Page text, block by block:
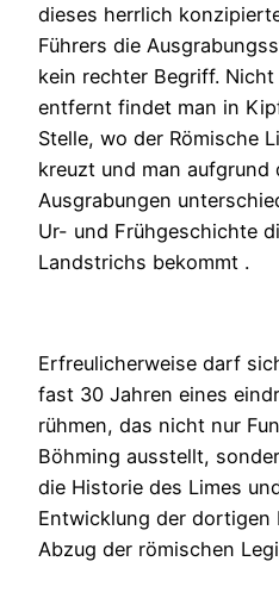
dieses herrlich
Führers die
kein rechter Begriff.
entfernt findet man in
Stelle, wo der Römische
kreuzt und man aufgrund
Ausgrabungen
Ur- und Frühgeschichte
Landstrichs bekommt .
Erfreulicherweise darf
fast 30 Jahren eines
rühmen, das nicht nur
Böhming ausstellt,
die Historie des Limes
Entwicklung der dortigen
Abzug der römischen